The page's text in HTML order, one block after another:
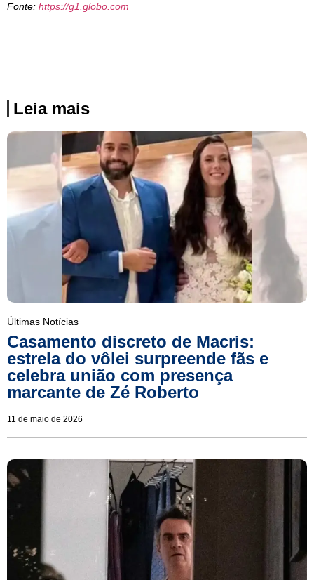
Fonte: https://g1.globo.com
Leia mais
Últimas Notícias
Casamento discreto de Macris:
estrela do vôlei surpreende fãs e
celebra união com presença
marcante de Zé Roberto
11 de maio de 2026